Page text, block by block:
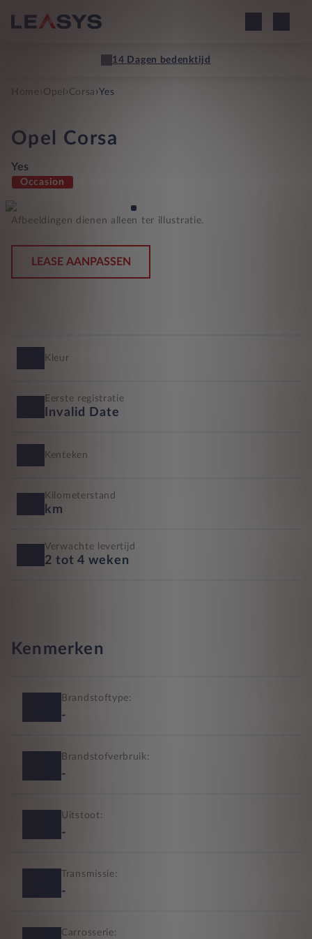
14 Dagen bedenktijd
Home Opel › Corsa ›Yes
Opel Corsa
Yes
Occasion
Afbeeldingen dienen alleen ter illustratie.
LEASE AANPASSEN
Kleur
Eerste registratie
Invalid Date
Kenteken
Kilometerstand
km
Verwachte levertijd
2 tot 4 weken
Kenmerken
Brandstoftype:
-
Brandstofverbruik:
-
Uitstoot:
-
Transmissie:
-
Carrosserie: